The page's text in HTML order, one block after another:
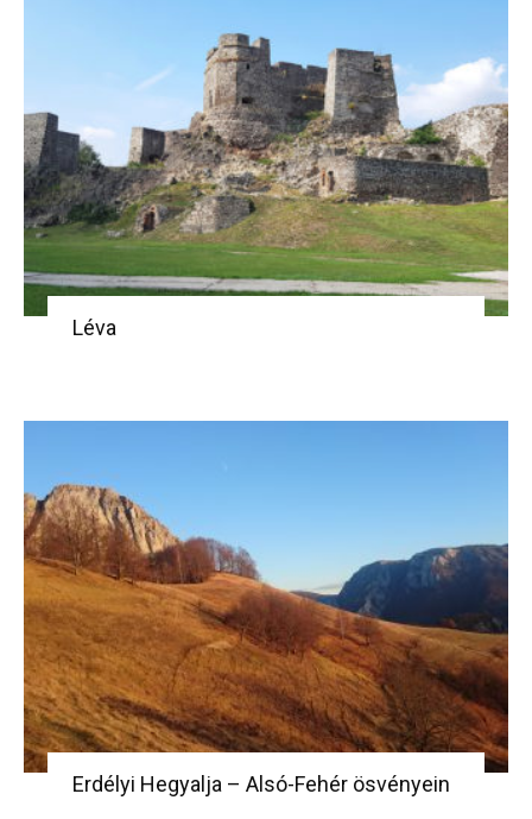
Léva
Erdélyi Hegyalja – Alsó-Fehér ösvényein